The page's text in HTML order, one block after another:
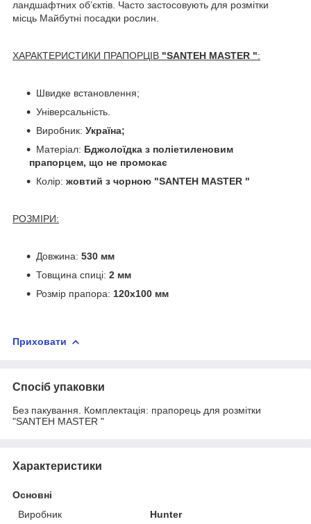
ландшафтних об’єктів. Часто застосовують для розмітки
місць Майбутні посадки рослин.
ХАРАКТЕРИСТИКИ ПРАПОРЦІВ "SANTEH MASTER ":
Швидке встановлення;
Універсальність.
Виробник: Україна;
Матеріал: Бджолоїдка з поліетиленовим
прапорцем, що не промокає
Колір: жовтий з чорною "SANTEH MASTER "
РОЗМІРИ:
Довжина: 530 мм
Товщина спиці: 2 мм
Розмір прапора: 120х100 мм
Приховати
Спосіб упаковки
Без пакування. Комплектація: прапорець для розмітки
"SANTEH MASTER "
Характеристики
Основні
Виробник
Hunter